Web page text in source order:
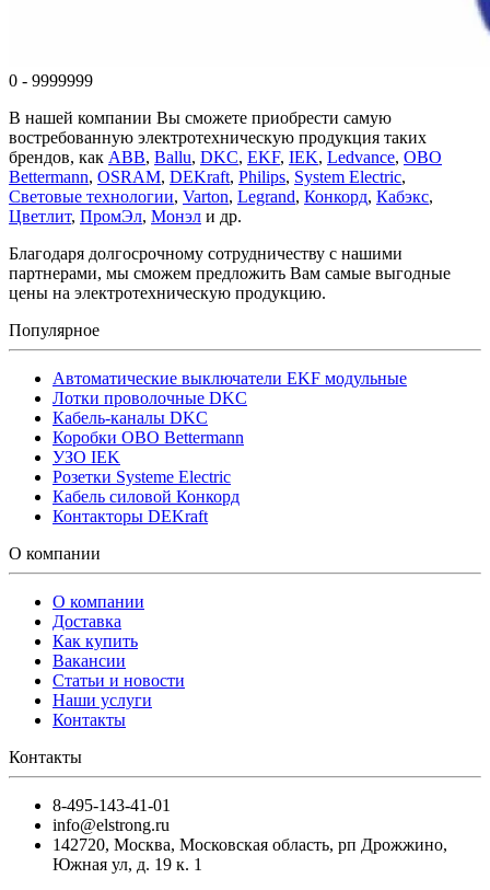
0 - 9999999
В нашей компании Вы сможете приобрести самую
востребованную электротехническую продукция таких
брендов, как ABB, Ballu, DKC, EKF, IEK, Ledvance, OBO
Bettermann, OSRAM, DEKraft, Philips, System Electric,
Световые технологии, Varton, Legrand, Конкорд, Кабэкс,
Цветлит, ПромЭл, Монэл и др.
Благодаря долгосрочному сотрудничеству с нашими
партнерами, мы сможем предложить Вам самые выгодные
цены на электротехническую продукцию.
Популярное
Автоматические выключатели EKF модульные
Лотки проволочные DKC
Кабель-каналы DKC
Коробки OBO Bettermann
УЗО IEK
Розетки Systeme Electric
Кабель силовой Конкорд
Контакторы DEKraft
О компании
О компании
Доставка
Как купить
Вакансии
Статьи и новости
Наши услуги
Контакты
Контакты
8-495-143-41-01
info@elstrong.ru
142720, Москва, Московская область, рп Дрожжино,
Южная ул, д. 19 к. 1